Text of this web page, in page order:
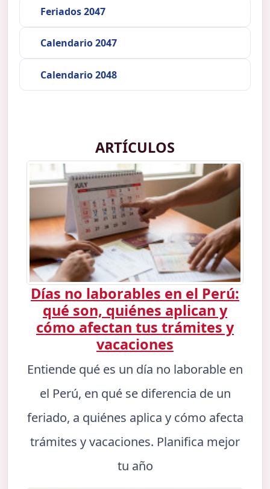
Feriados 2047
Calendario 2047
Calendario 2048
ARTÍCULOS
Días no laborables en el Perú:
qué son, quiénes aplican y
cómo afectan tus trámites y
vacaciones
Entiende qué es un día no laborable en
el Perú, en qué se diferencia de un
feriado, a quiénes aplica y cómo afecta
trámites y vacaciones. Planifica mejor
tu año